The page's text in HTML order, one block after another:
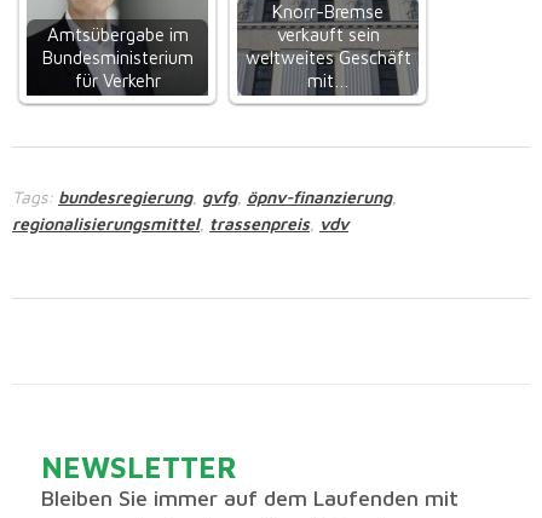
Amtsübergabe im
Bundesministerium
für Verkehr
Knorr-Bremse
verkauft sein
weltweites Geschäft
mit…
Tags: bundesregierung, gvfg, öpnv-finanzierung,
regionalisierungsmittel, trassenpreis, vdv
NEWSLETTER
Bleiben Sie immer auf dem Laufenden mit